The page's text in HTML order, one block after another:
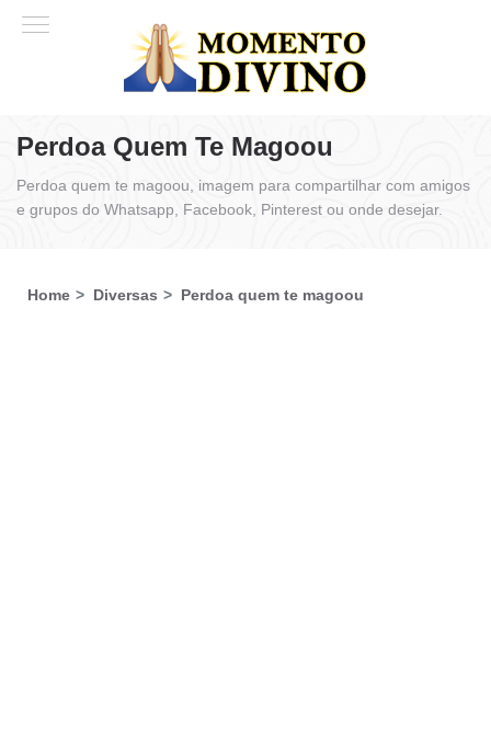
Perdoa Quem Te Magoou
Perdoa quem te magoou, imagem para compartilhar com amigos
e grupos do Whatsapp, Facebook, Pinterest ou onde desejar.
Home Diversas Perdoa quem te magoou